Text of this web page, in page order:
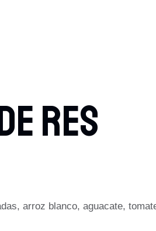
RES
arroz blanco, aguacate,